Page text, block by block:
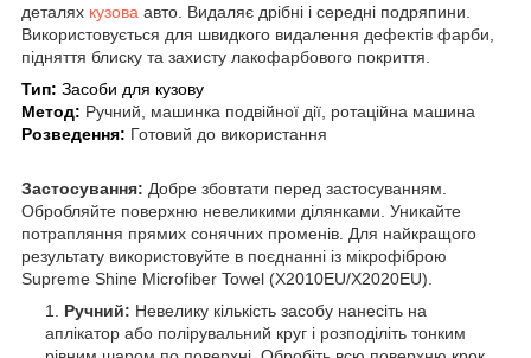
деталях кузова авто. Видаляє дрібні і середні подряпини.
Використовується для швидкого видалення дефектів фарби,
підняття блиску та захисту лакофарбового покриття.
Тип: Засоби для кузову
Метод: Ручний, машинка подвійної дії, ротаційна машина
Розведення: Готовий до використання
Застосування: Добре збовтати перед застосуванням.
Обробляйте поверхню невеликими ділянками. Уникайте
потрапляння прямих сонячних променів. Для найкращого
результату використовуйте в поєднанні із мікрофіброю
Supreme Shine Microfiber Towel (X2010EU/X2020EU).
Ручний: Невелику кількість засобу нанесіть на
аплікатор або полірувальний круг і розподіліть тонким